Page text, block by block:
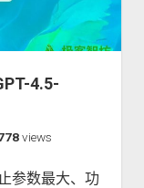
4.5-
views
参数最大、功